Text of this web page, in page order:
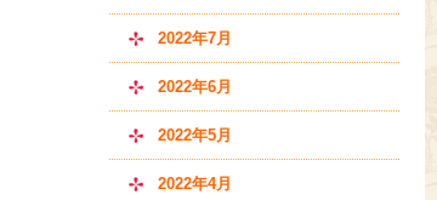
2022年7月
2022年6月
2022年5月
2022年4月